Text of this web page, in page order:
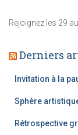
-
a
Rejoignez les 29
Derniers
Invitation à la
Sphère
Rétrospective